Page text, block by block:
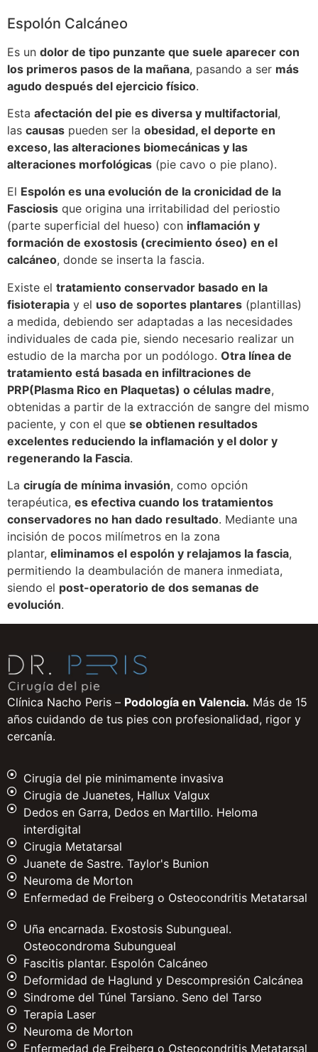
Espolón Calcáneo
Es un dolor de tipo punzante que suele aparecer con
los primeros pasos de la mañana, pasando a ser más
agudo después del ejercicio físico.
Esta afectación del pie es diversa y multifactorial,
las causas pueden ser la obesidad, el deporte en
exceso, las alteraciones biomecánicas y las
alteraciones morfológicas (pie cavo o pie plano).
El Espolón es una evolución de la cronicidad de la
Fasciosis que origina una irritabilidad del periostio
(parte superficial del hueso) con inflamación y
formación de exostosis (crecimiento óseo) en el
calcáneo, donde se inserta la fascia.
Existe el tratamiento conservador basado en la
fisioterapia y el uso de soportes plantares (plantillas)
a medida, debiendo ser adaptadas a las necesidades
individuales de cada pie, siendo necesario realizar un
estudio de la marcha por un podólogo. Otra línea de
tratamiento está basada en infiltraciones de
PRP(Plasma Rico en Plaquetas) o células madre,
obtenidas a partir de la extracción de sangre del mismo
paciente, y con el que se obtienen resultados
excelentes reduciendo la inflamación y el dolor y
regenerando la Fascia.
La cirugía de mínima invasión, como opción
terapéutica, es efectiva cuando los tratamientos
conservadores no han dado resultado. Mediante una
incisión de pocos milímetros en la zona
plantar, eliminamos el espolón y relajamos la fascia,
permitiendo la deambulación de manera inmediata,
siendo el post-operatorio de dos semanas de
evolución.
Clínica Nacho Peris – Podología en Valencia. Más de 15
años cuidando de tus pies con profesionalidad, rigor y
cercanía.
Cirugia del pie minimamente invasiva
Cirugia de Juanetes, Hallux Valgux
Dedos en Garra, Dedos en Martillo. Heloma
interdigital
Cirugia Metatarsal
Juanete de Sastre. Taylor's Bunion
Neuroma de Morton
Enfermedad de Freiberg o Osteocondritis Metatarsal
Uña encarnada. Exostosis Subungueal.
Osteocondroma Subungueal
Fascitis plantar. Espolón Calcáneo
Deformidad de Haglund y Descompresión Calcánea
Sindrome del Túnel Tarsiano. Seno del Tarso
Terapia Laser
Neuroma de Morton
Enfermedad de Freiberg o Osteocondritis Metatarsal